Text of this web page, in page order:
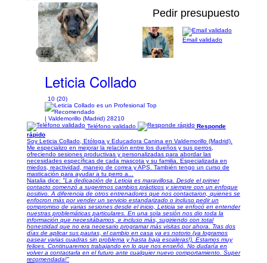
1/2
Pedir presupuesto
Leticia Collado
10 (20)
| Valdemorillo (Madrid) 28210
Email validado
Teléfono validado
Responde
rápido
Soy Leticia Collado, Etóloga y Educadora Canina en Valdemorillo (Madrid).
Me especializo en mejorar la relación entre los dueños y sus perros,
ofreciendo sesiones productivas y personalizadas para abordar las
necesidades específicas de cada mascota y su familia. Especializada en
miedos, reactividad, manejo de correa y APS. También tengo un curso de
masticación para ayudar a tu perro a...
Natalia dice: "La dedicación de Leticia es maravillosa. Desde el primer
contacto comenzó a sugerirnos cambios prácticos y siempre con un enfoque
positivo. A diferencia de otros entrenadores que nos contactaron, quienes se
enfocron más por vender un servicio estandarizado o incluso pedir un
compromiso de varias sesiones desde el inicio, Leticia se enfocó en entender
nuestras problemáticas particulares. En una sola sesión nos dio toda la
información que necesitábamos, e incluso más, sugiriendo con total
honestidad que no era necesario programar más visitas por ahora. Tras dos
días de aplicar sus pautas, el cambio en casa ya es notorio (ya logramos
pasear varias cuadras sin problema y hasta baja escaleras!). Estamos muy
felices. Continuaremos trabajando en lo que nos enseñó. No dudaría en
volver a contactarla en el futuro ante cualquier nuevo comportamiento. Super
recomendada!"